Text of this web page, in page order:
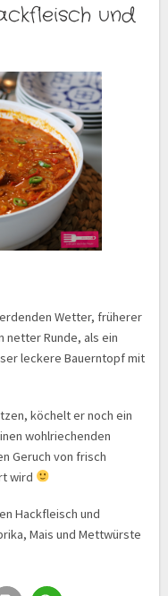
und
Wetter, früherer
netter Runde, als ein
leckere Bauerntopf mit
köchelt er noch ein
wohlriechenden
Geruch von frisch
wird
Hackfleisch und
Mais und Mettwürste